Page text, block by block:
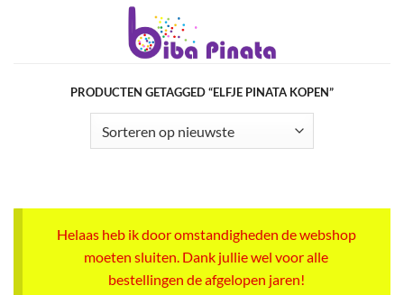
PRODUCTEN GETAGGED “ELFJE PINATA KOPEN”
Helaas heb ik door omstandigheden de webshop
moeten sluiten. Dank jullie wel voor alle
bestellingen de afgelopen jaren!